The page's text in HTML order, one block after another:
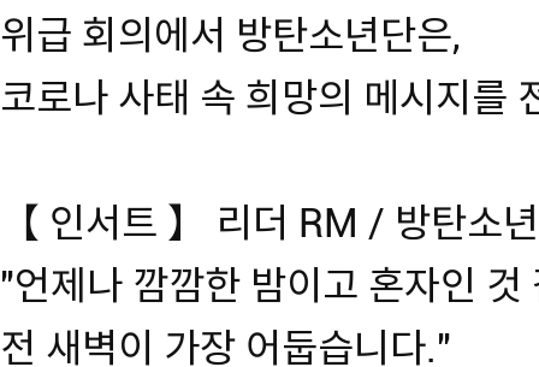
위급 회의에서 방탄소년단은,
코로나 사태 속 희망의 메시지를
【 인서트 】 리더 RM / 방탄소
"언제나 깜깜한 밤이고 혼자인
전 새벽이 가장 어둡습니다."